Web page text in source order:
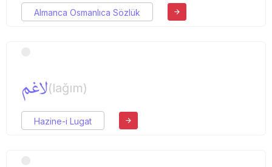
Almanca Osmanlıca Sözlük
لاغم(lağım)
Hazine-i Lugat